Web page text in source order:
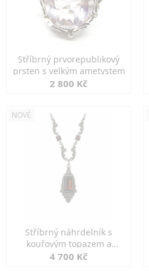
Stříbrný prvorepublikový
prsten s velkým ametystem
2 800 Kč
NOVÉ
Stříbrný náhrdelník s
kouřovým topazem a
markazity
4 700 Kč